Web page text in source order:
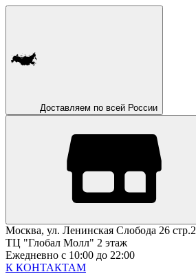
Доставляем по всей России
Москва, ул. Ленинская Слобода 26 стр.2
ТЦ "Глобал Молл" 2 этаж
Ежедневно с 10:00 до 22:00
К КОНТАКТАМ